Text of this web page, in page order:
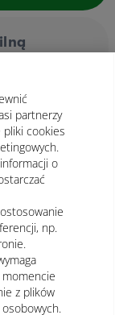
partnerzy
pliki cookies
o
np.
momencie
z plików